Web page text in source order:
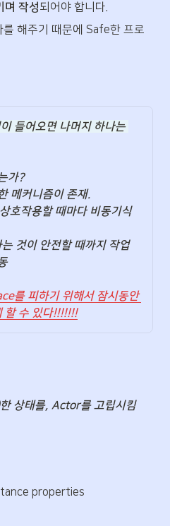
작성되어야 합니다.
해주기 때문에 Safe한 프로
들어오면 나머지 하나는
가?
메커니즘이 존재.
호작용할 때마다 비동기식
것이 안전할 때까지 작업
를 피하기 위해서 잠시동안
할 수 있다!!!!!!!
상태를, Actor를 고립시킴
properties